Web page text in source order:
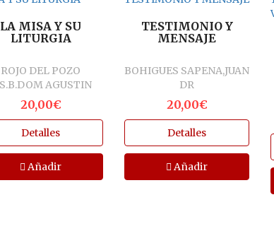
LA MISA Y SU
LITURGIA
ROJO DEL POZO
AGUSTIN
20,00€
Detalles
Añadir
TESTIMONIO Y
MENSAJE
BOHIGUES SAPENA,JUAN
DR
20,00€
Detalles
Añadir